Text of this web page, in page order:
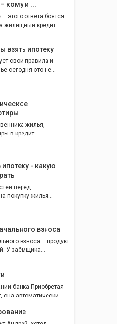
кому и ...
этого ответа боятся
жилищный кредит...
взять ипотеку
свои правила и
сегодня это не...
жилья,
в кредит...
ипотеку - какую
перед
покупку жилья...
взноса
взноса – продукт
У заёмщика...
банка Приобретая
она автоматически...